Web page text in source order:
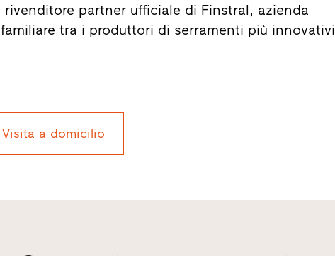
rivenditore partner ufficiale di Finstral, azienda
tra i produttori di serramenti più innovativi
Visita a domicilio